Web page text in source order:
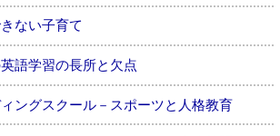
ない子育て
語学習の長所と欠点
ングスクール－スポーツと人格教育